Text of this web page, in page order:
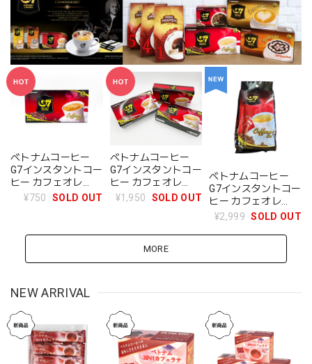
ベトナムコーヒー
G7インスタントコー
ヒー カフェオレ
3IN1（1箱20袋入）
¥750 SOLD OUT
ベトナムコーヒー
G7インスタントコー
ヒー カフェオレ
3in1 3箱セット
¥1,950 SOLD OUT
ベトナムコーヒー
G7インスタントコー
ヒー カフェオレ
3IN1（100袋入）
¥2,999 SOLD OUT
MORE
NEW ARRIVAL